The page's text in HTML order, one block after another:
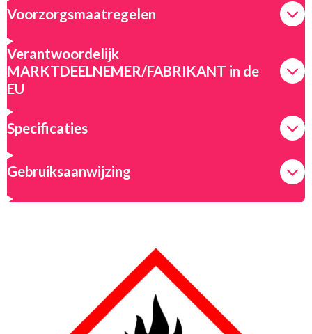
Voorzorgsmaatregelen
Verantwoordelijk
MARKTDEELNEMER/FABRIKANT in de
EU
Specificaties
Gebruiksaanwijzing